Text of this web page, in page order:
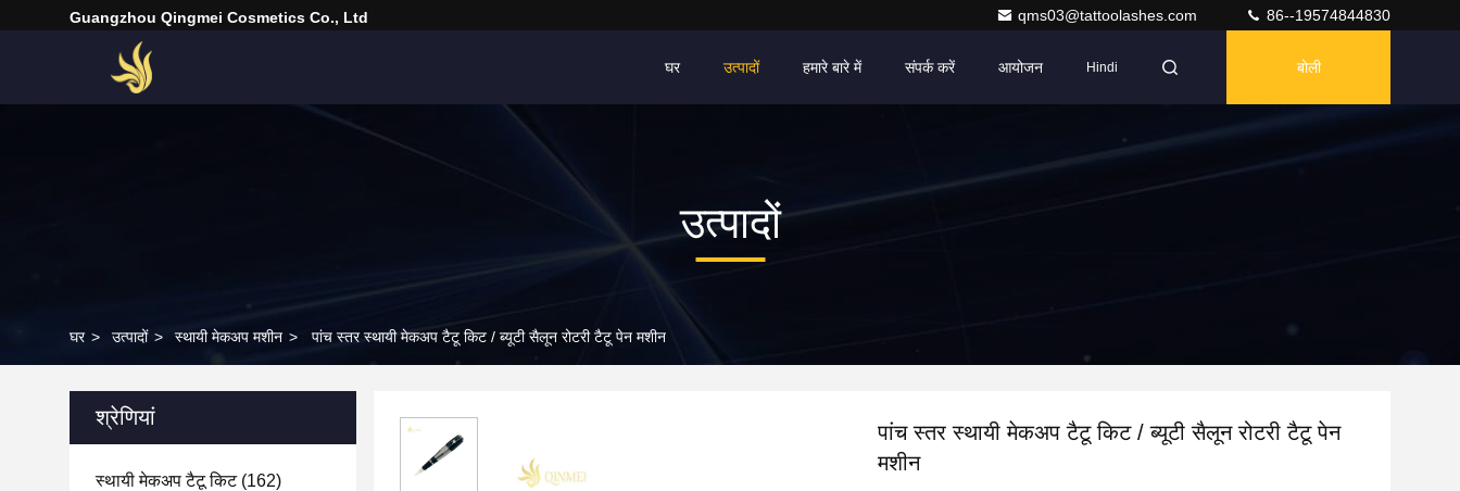
Guangzhou Qingmei Cosmetics Co., Ltd qms03@tattoolashes.com 86--19574844830
घर उत्पादों हमारे बारे में संपर्क करें आयोजन Hindi बोली
उत्पादों
घर > उत्पादों > स्थायी मेकअप मशीन > पांच स्तर स्थायी मेकअप टैटू किट / ब्यूटी सैलून रोटरी टैटू पेन मशीन
श्रेणियां
स्थायी मेकअप टैटू किट(162)
पांच स्तर स्थायी मेकअप टैटू किट / ब्यूटी सैलून रोटरी टैटू पेन
मशीन